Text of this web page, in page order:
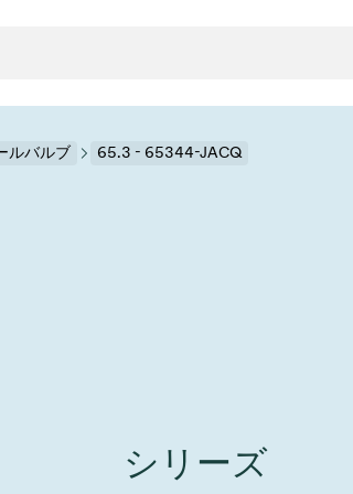
密技
VAT Media Release on
ルブ、シリンダーバルブ
ルバルブ 65.3 - 65344-JACQ
シリーズ